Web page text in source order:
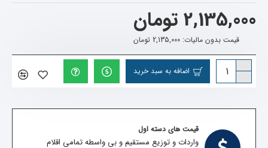
2,135,000 تومان
قیمت بدون مالیات: 2,135,000 تومان
اضافه به سبد خرید
قیمت های دسته اول
واردات و توزیع مستقیم و بی واسطه تمامی اقلام